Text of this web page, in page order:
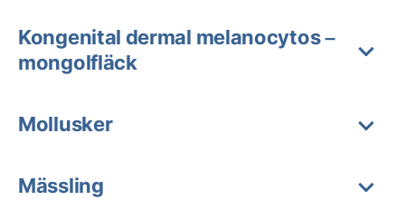
Kongenital dermal melanocytos –
mongolfläck
Mollusker
Mässling